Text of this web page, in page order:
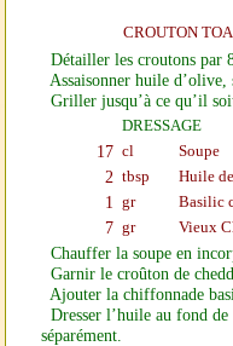
CROUTON
Détailler les croutons par
Assaisonner huile
Griller jusqu’à ce qu’il
DRESSAGE
17 cl Soupe
2 tbsp Huile
1 gr Basilic
7 gr Vieux
Chauffer la soupe en
Garnir le croûton de
Ajouter la chiffonnade
Dresser l’huile au fond
séparément.